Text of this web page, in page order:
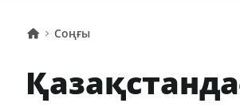
Соңғы